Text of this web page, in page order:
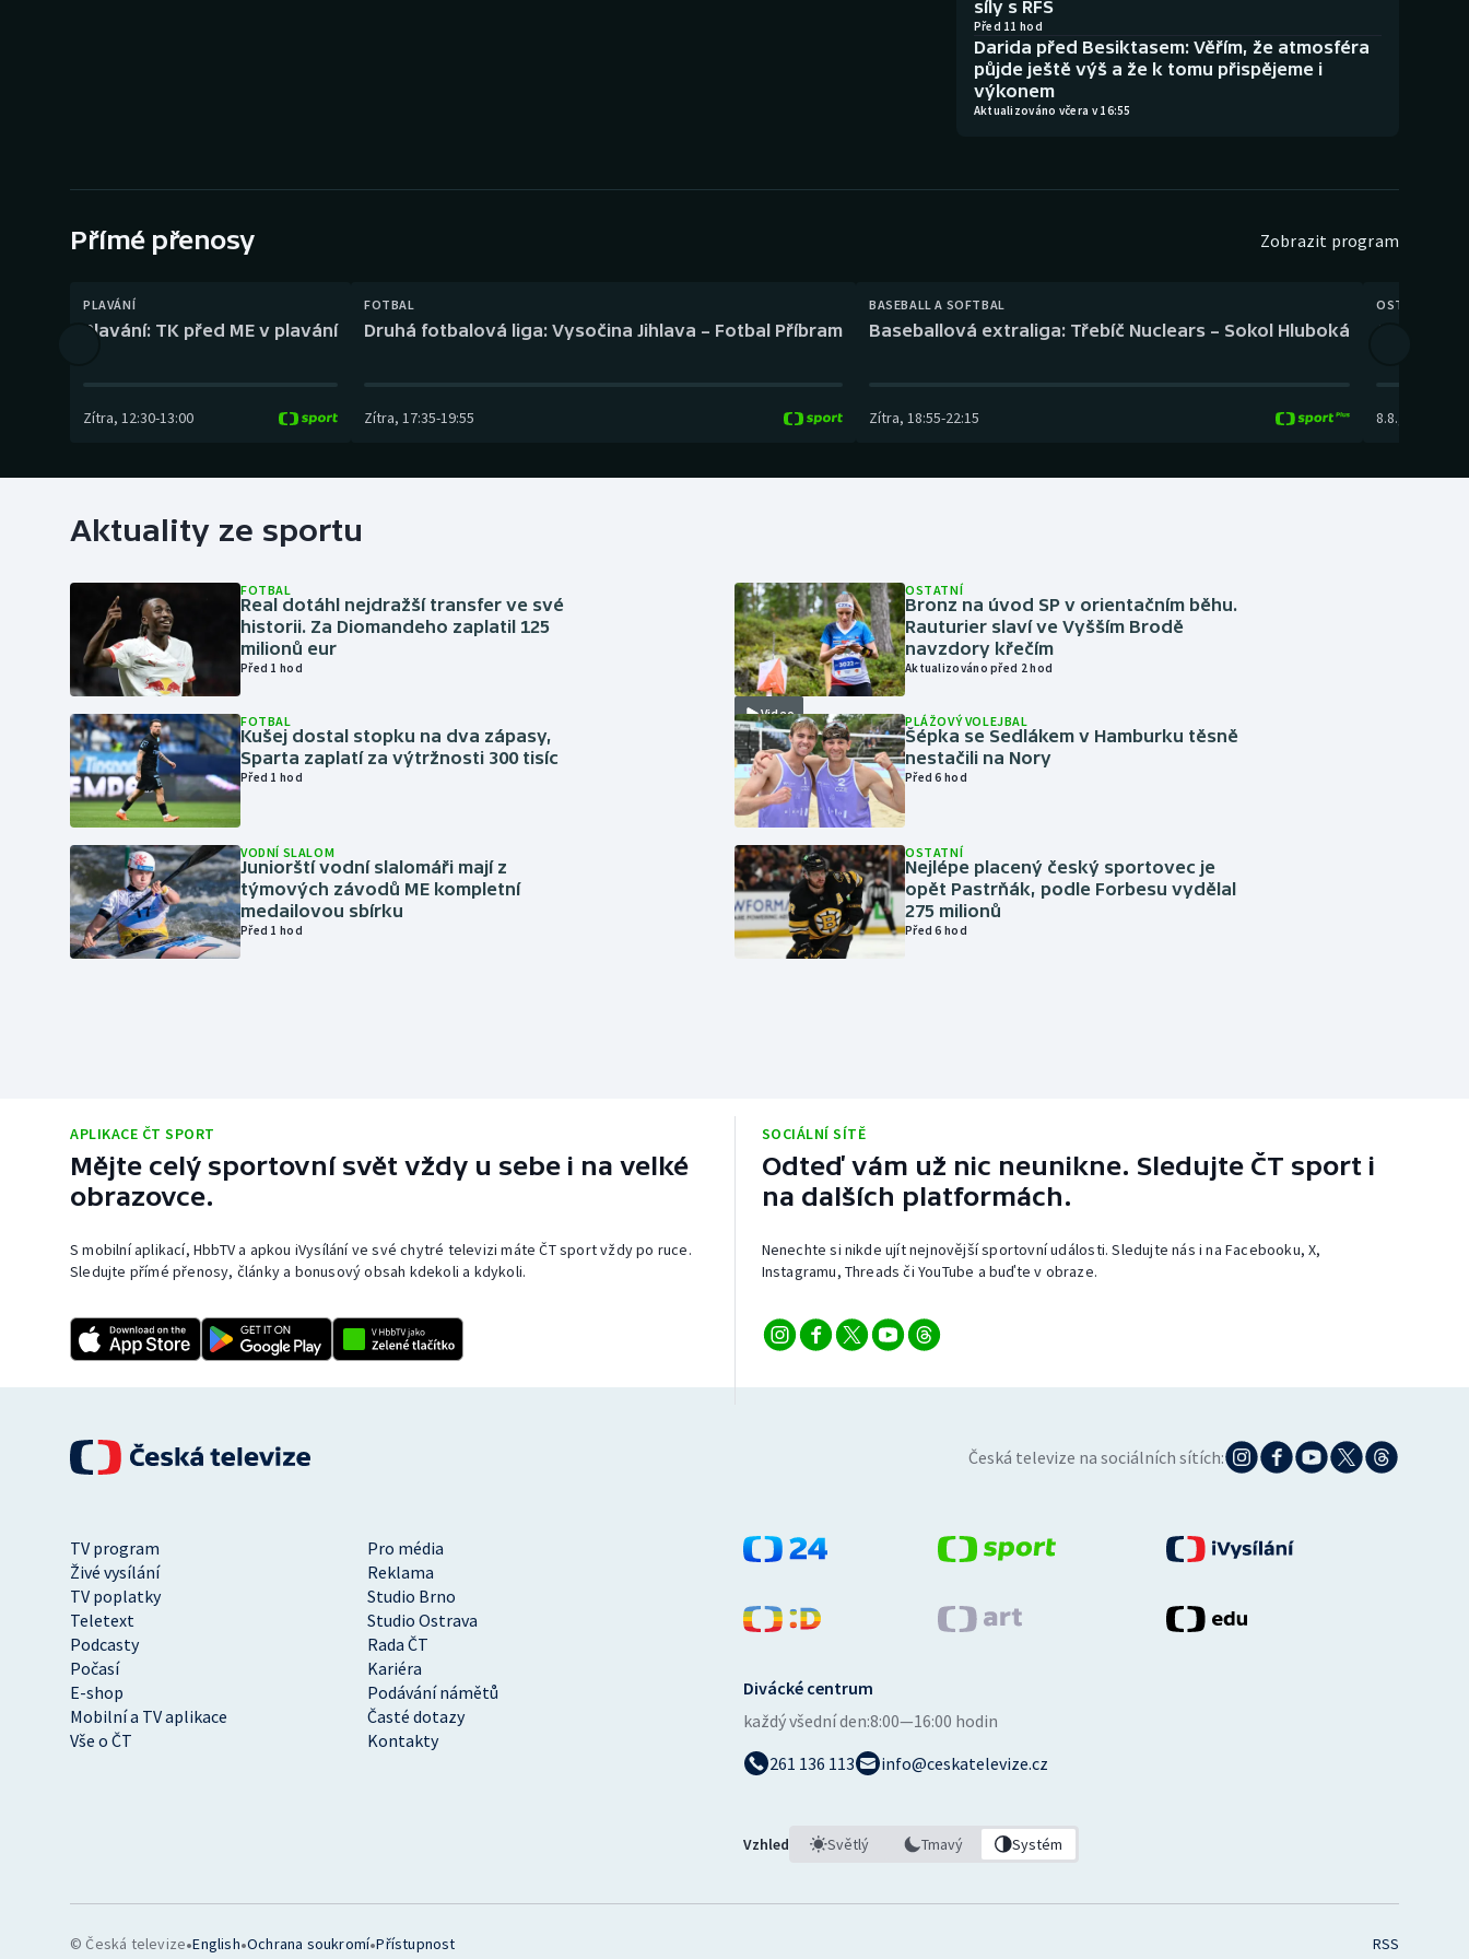
síly s RFS
Před 11 hod
Darida před Besiktasem: Věřím, že atmosféra
půjde ještě výš a že k tomu přispějeme i
výkonem
Aktualizováno včera v 16:55
Přímé přenosy Zobrazit program
PLAVÁNÍ
Plavání: TK před ME v plavání
Zítra, 12:30-13:00
FOTBAL
Druhá fotbalová liga: Vysočina Jihlava – Fotbal Příbram
Zítra, 17:35-19:55
BASEBALL A SOFTBAL
Baseballová extraliga: Třebíč Nuclears – Sokol Hluboká
Zítra, 18:55-22:15
OSTATNÍ
8.8.
Aktuality ze sportu
FOTBAL
Real dotáhl nejdražší transfer ve své
historii. Za Diomandeho zaplatil 125
milionů eur
Před 1 hod
FOTBAL
Kušej dostal stopku na dva zápasy,
Sparta zaplatí za výtržnosti 300 tisíc
Před 1 hod
VODNÍ SLALOM
Juniorští vodní slalomáři mají z
týmových závodů ME kompletní
medailovou sbírku
Před 1 hod
Video
OSTATNÍ
Bronz na úvod SP v orientačním běhu.
Rauturier slaví ve Vyšším Brodě
navzdory křečím
Aktualizováno před 2 hod
PLÁŽOVÝ VOLEJBAL
Šépka se Sedlákem v Hamburku těsně
nestačili na Nory
Před 6 hod
OSTATNÍ
Nejlépe placený český sportovec je
opět Pastrňák, podle Forbesu vydělal
275 milionů
Před 6 hod
APLIKACE ČT SPORT
Mějte celý sportovní svět vždy u sebe i na velké
obrazovce.
S mobilní aplikací, HbbTV a apkou iVysílání ve své chytré televizi máte ČT sport vždy po ruce.
Sledujte přímé přenosy, články a bonusový obsah kdekoli a kdykoli.
SOCIÁLNÍ SÍTĚ
Odteď vám už nic neunikne. Sledujte ČT sport i
na dalších platformách.
Nenechte si nikde ujít nejnovější sportovní události. Sledujte nás i na Facebooku, X,
Instagramu, Threads či YouTube a buďte v obraze.
Česká televize na sociálních sítích:
TV program
Pro média
Živé vysílání
Reklama
TV poplatky
Studio Brno
Teletext
Studio Ostrava
Podcasty
Rada ČT
Počasí
Kariéra
E-shop
Podávání námětů
Mobilní a TV aplikace
Časté dotazy
Vše o ČT
Kontakty
Divácké centrum
každý všední den:8:00—16:00 hodin
261 136 113
info@ceskatelevize.cz
Vzhled Světlý Tmavý Systém
© Česká televize•English•Ochrana soukromí•Přístupnost RSS